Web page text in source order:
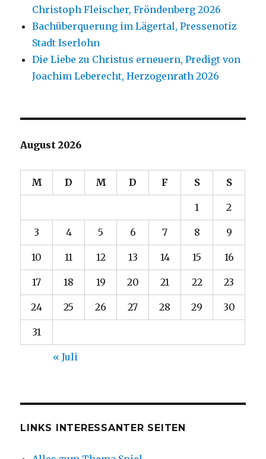
Christoph Fleischer, Fröndenberg 2026
Bachüberquerung im Lägertal, Pressenotiz
Stadt Iserlohn
Die Liebe zu Christus erneuern, Predigt von
Joachim Leberecht, Herzogenrath 2026
August 2026
M D M D F S S
1 2
3 4 5 6 7 8 9
10 11 12 13 14 15 16
17 18 19 20 21 22 23
24 25 26 27 28 29 30
31
« Juli
LINKS INTERESSANTER SEITEN